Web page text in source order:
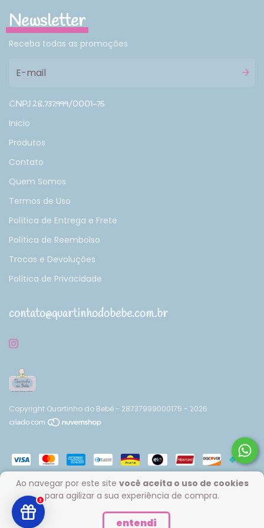
Ao navegar por este site você aceita o uso de cookies
para agilizar a sua experiência de compra.
entendi
Newsletter
Receba todas as promoções
CNPJ 28.737.999/0001-75
Inicio
Produtos
Contato
Quem Somos
Termos de Uso
Política de Entrega e Frete
Política de Reembolso
Trocas e Devoluções
Política de Privacidade
contato@quartinhodobebe.com.br
Copyright Quartinho do Bebê - 28737999000175 - 2026
2